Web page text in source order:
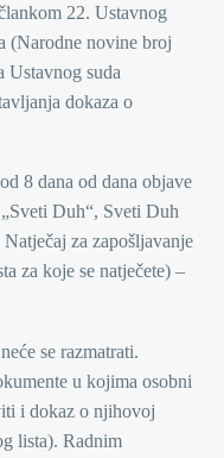
22. Ustavnog
(Narodne novine broj
Ustavnog suda
dokaza o
8 dana od dana objave
Duh“, Sveti Duh
za zapošljavanje
za koje se natječete) –
se razmatrati.
u kojima osobni
i dokaz o njihovoj
lista). Radnim